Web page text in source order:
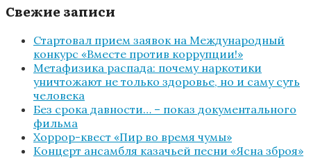
Свежие записи
Стартовал прием заявок на Международный
конкурс «Вместе против коррупции!»
Метафизика распада: почему наркотики
уничтожают не только здоровье, но и саму суть
человека
Без срока давности… – показ документального
фильма
Хоррор-квест «Пир во время чумы»
Концерт ансамбля казачьей песни «Ясна зброя»